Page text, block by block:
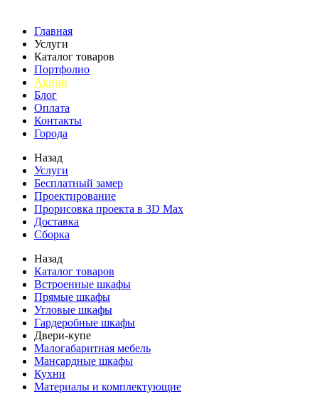
Главная
Услуги
Каталог товаров
Портфолио
Акции
Блог
Оплата
Контакты
Города
Назад
Услуги
Бесплатный замер
Проектирование
Прорисовка проекта в 3D Max
Доставка
Сборка
Назад
Каталог товаров
Встроенные шкафы
Прямые шкафы
Угловые шкафы
Гардеробные шкафы
Двери-купе
Малогабаритная мебель
Мансардные шкафы
Кухни
Материалы и комплектующие